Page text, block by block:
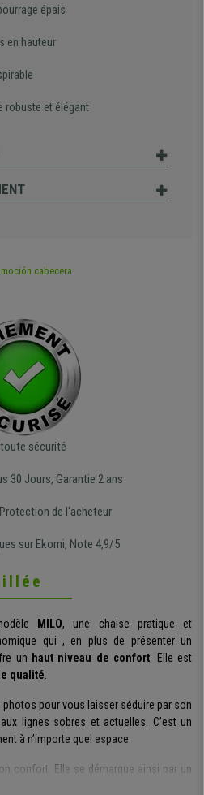
épais
en hauteur
robuste et élégant
sécurité
30 Jours, Garantie 2 ans
de l'acheteur
sur Ekomi, Note 4,9/5
MILO, une chaise pratique et
qui , en plus de présenter un
un haut niveau de confort. Elle est
qualité.
photos pour vous laisser séduire par son
aux lignes sobres et actuelles. C’est un
à n’importe quel espace.
confort. Elle se démarque ainsi par un